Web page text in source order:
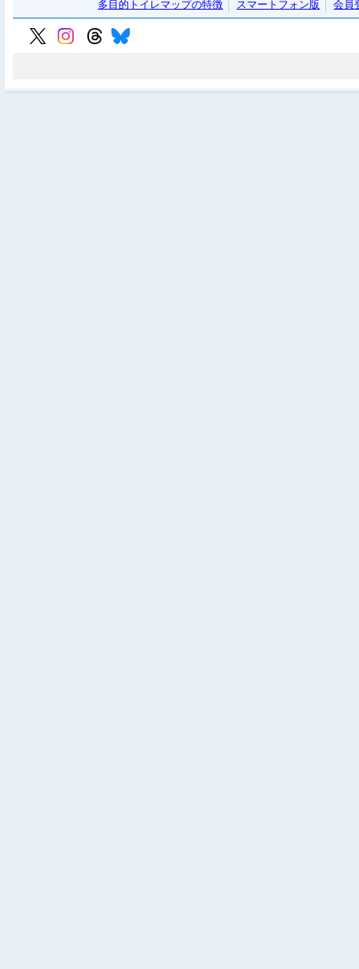
多目的トイレマップの特徴 スマートフォン版 会員